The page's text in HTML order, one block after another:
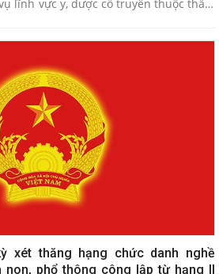
lĩnh vực y, dược cổ truyền thuộc thẩm
xét thăng hạng chức danh nghề
phổ thông công lập từ hạng II